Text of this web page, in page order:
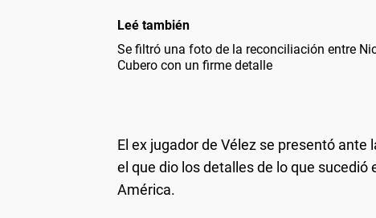
Leé también
Se filtró una foto de la reconciliación entre
Cubero con un firme detalle
El ex jugador de Vélez se presentó
el que dio los detalles de lo que
América.